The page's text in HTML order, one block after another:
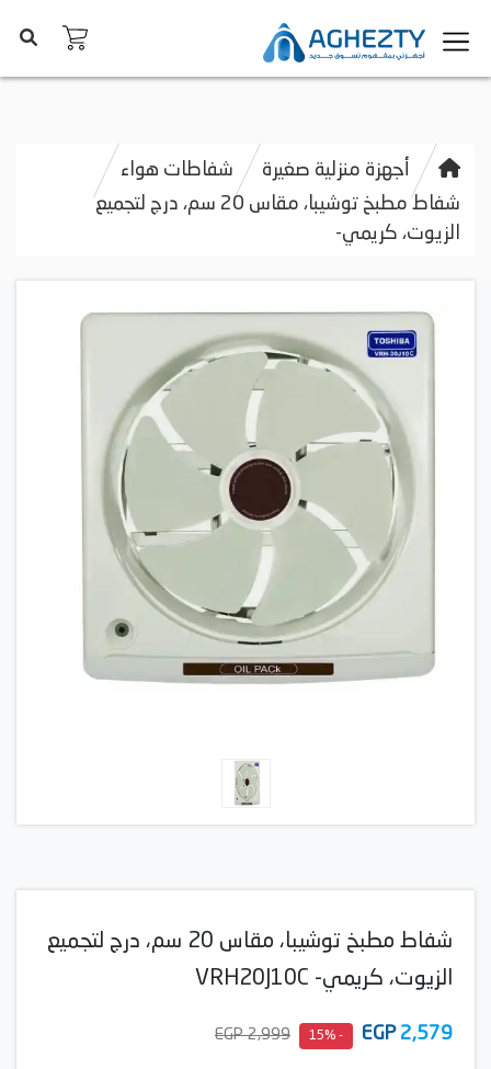
أجهزة منزلية صغيرة
شفاطات هواء
شفاط مطبخ توشيبا، مقاس 20 سم، درج لتجميع
الزيوت، كريمي-
شفاط مطبخ توشيبا، مقاس 20 سم، درج لتجميع
الزيوت، كريمي- VRH20J10C
2,579
EGP
- 15%
2,999 EGP